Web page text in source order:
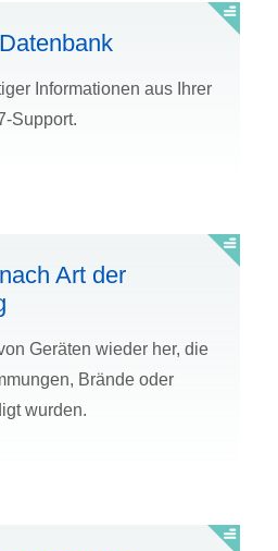
Informationen aus Ihrer
Support.
Art der
Geräten wieder her, die
Brände oder
wurden.